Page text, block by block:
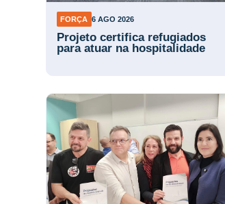
FORÇA 6 AGO 2026
Projeto certifica refugiados
para atuar na hospitalidade